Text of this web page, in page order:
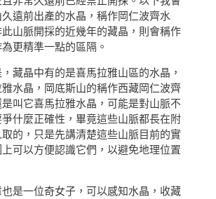
遠前出產的水晶，稱作岡仁波齊水
山脈開採的近幾年的藏晶，則會稱作
更精準一點的區隔。
藏晶中有的是喜馬拉雅山區的水晶，
水晶，岡底斯山的稱作西藏岡仁波齊
叫它喜馬拉雅水晶，可能是對山脈不
什麼正確性，畢竟這些山脈都長在附
的，只是先講清楚這些山脈目前的實
可以方便認識它們，以避免地理位置
是一位奇女子，可以感知水晶，收藏